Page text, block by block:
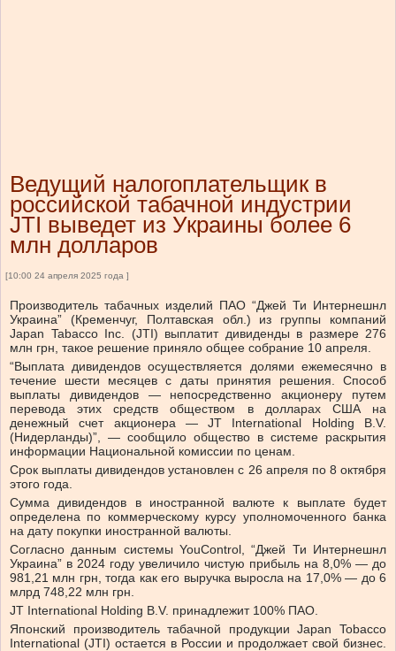
Ведущий налогоплательщик в
российской табачной индустрии
JTI выведет из Украины более 6
млн долларов
[10:00 24 апреля 2025 года ]
Производитель табачных изделий ПАО “Джей Ти Интернешнл
Украина” (Кременчуг, Полтавская обл.) из группы компаний
Japan Tabacco Inc. (JTI) выплатит дивиденды в размере 276
млн грн, такое решение приняло общее собрание 10 апреля.
“Выплата дивидендов осуществляется долями ежемесячно в
течение шести месяцев с даты принятия решения. Способ
выплаты дивидендов — непосредственно акционеру путем
перевода этих средств обществом в долларах США на
денежный счет акционера — JT International Holding B.V.
(Нидерланды)”, — сообщило общество в системе раскрытия
информации Национальной комиссии по ценам.
Срок выплаты дивидендов установлен с 26 апреля по 8 октября
этого года.
Сумма дивидендов в иностранной валюте к выплате будет
определена по коммерческому курсу уполномоченного банка
на дату покупки иностранной валюты.
Согласно данным системы YouControl, “Джей Ти Интернешнл
Украина” в 2024 году увеличило чистую прибыль на 8,0% — до
981,21 млн грн, тогда как его выручка выросла на 17,0% — до 6
млрд 748,22 млн грн.
JT International Holding B.V. принадлежит 100% ПАО.
Японский производитель табачной продукции Japan Tobacco
International (JTI) остается в России и продолжает свой бизнес.